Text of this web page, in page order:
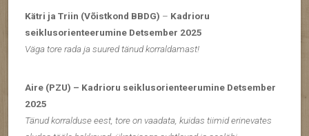
Kätri ja Triin (Võistkond BBDG) – Kadrioru
seiklusorienteerumine Detsember 2025
Väga tore rada ja suured tänud korraldamast!
Aire (PZU) – Kadrioru seiklusorienteerumine Detsember
2025
Tänud korralduse eest, tore on vaadata, kuidas tiimid erinevates